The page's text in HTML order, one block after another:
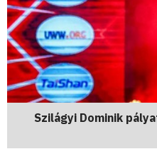
Szilágyi Dominik